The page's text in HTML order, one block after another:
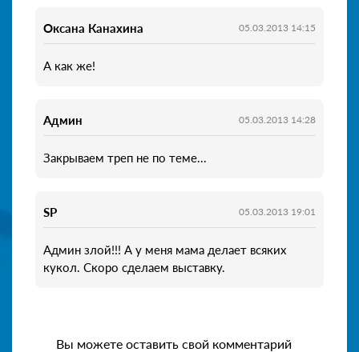
Оксана Канахина 05.03.2013 14:15
А как же!
Админ 05.03.2013 14:28
Закрываем треп не по теме...
SP 05.03.2013 19:01
Админ злой!!! А у меня мама делает всяких
кукол. Скоро сделаем выставку.
Вы можете оставить свой комментарий